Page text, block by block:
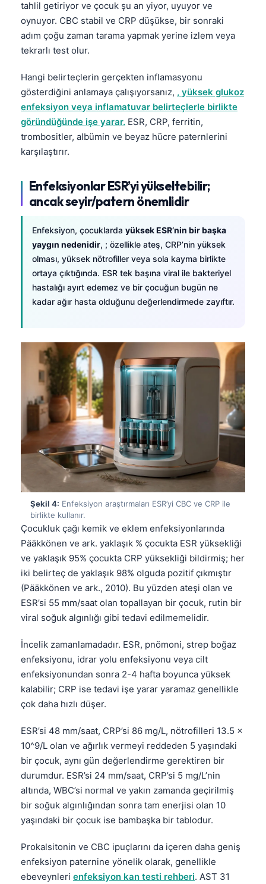
tahlil getiriyor ve çocuk şu an yiyor, uyuyor ve
oynuyor. CBC stabil ve CRP düşükse, bir sonraki
adım çoğu zaman tarama yapmak yerine izlem veya
tekrarlı test olur.
Hangi belirteçlerin gerçekten inflamasyonu
gösterdiğini anlamaya çalışıyorsanız, , yüksek glukoz
enfeksiyon veya inflamatuvar belirteçlerle birlikte
göründüğünde işe yarar. ESR, CRP, ferritin,
trombositler, albümin ve beyaz hücre paternlerini
karşılaştırır.
Enfeksiyonlar ESR’yi yükseltebilir;
ancak seyir/patern önemlidir
Enfeksiyon, çocuklarda yüksek ESR’nin bir başka
yaygın nedenidir, ; özellikle ateş, CRP’nin yüksek
olması, yüksek nötrofiller veya sola kayma birlikte
ortaya çıktığında. ESR tek başına viral ile bakteriyel
hastalığı ayırt edemez ve bir çocuğun bugün ne
kadar ağır hasta olduğunu değerlendirmede zayıftır.
Şekil 4: Enfeksiyon araştırmaları ESR’yi CBC ve CRP ile
birlikte kullanır.
Çocukluk çağı kemik ve eklem enfeksiyonlarında
Pääkkönen ve ark. yaklaşık % çocukta ESR yüksekliği
ve yaklaşık 95% çocukta CRP yüksekliği bildirmiş; her
iki belirteç de yaklaşık 98% olguda pozitif çıkmıştır
(Pääkkönen ve ark., 2010). Bu yüzden ateşi olan ve
ESR’si 55 mm/saat olan topallayan bir çocuk, rutin bir
viral soğuk algınlığı gibi tedavi edilmemelidir.
İncelik zamanlamadadır. ESR, pnömoni, strep boğaz
enfeksiyonu, idrar yolu enfeksiyonu veya cilt
enfeksiyonundan sonra 2-4 hafta boyunca yüksek
kalabilir; CRP ise tedavi işe yarar yaramaz genellikle
çok daha hızlı düşer.
ESR’si 48 mm/saat, CRP’si 86 mg/L, nötrofilleri 13.5 x
10^9/L olan ve ağırlık vermeyi reddeden 5 yaşındaki
bir çocuk, aynı gün değerlendirme gerektiren bir
durumdur. ESR’si 24 mm/saat, CRP’si 5 mg/L’nin
altında, WBC’si normal ve yakın zamanda geçirilmiş
bir soğuk algınlığından sonra tam enerjisi olan 10
yaşındaki bir çocuk ise bambaşka bir tablodur.
Prokalsitonin ve CBC ipuçlarını da içeren daha geniş
enfeksiyon paternine yönelik olarak, genellikle
ebeveynleri enfeksiyon kan testi rehberi. AST 31